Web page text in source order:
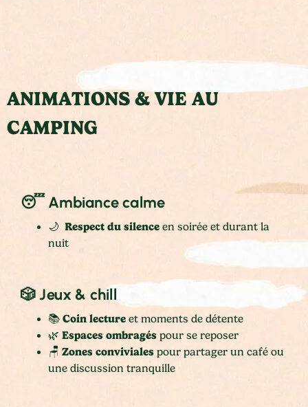
ANIMATIONS & VIE AU
CAMPING
😴 Ambiance calme
🌙 Respect du silence en soirée et durant la
nuit
🎲 Jeux & chill
📚 Coin lecture et moments de détente
🌿 Espaces ombragés pour se reposer
🪑 Zones conviviales pour partager un café ou
une discussion tranquille